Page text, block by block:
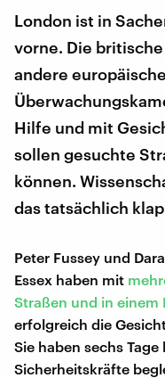
London ist in
vorne. Die
andere
Hilfe und mit
sollen gesuchte
können.
das tatsächlich
Peter Fussey und
Essex haben mit
Straßen und in
erfolgreich die
Sie haben sechs
Sicherheitskräfte